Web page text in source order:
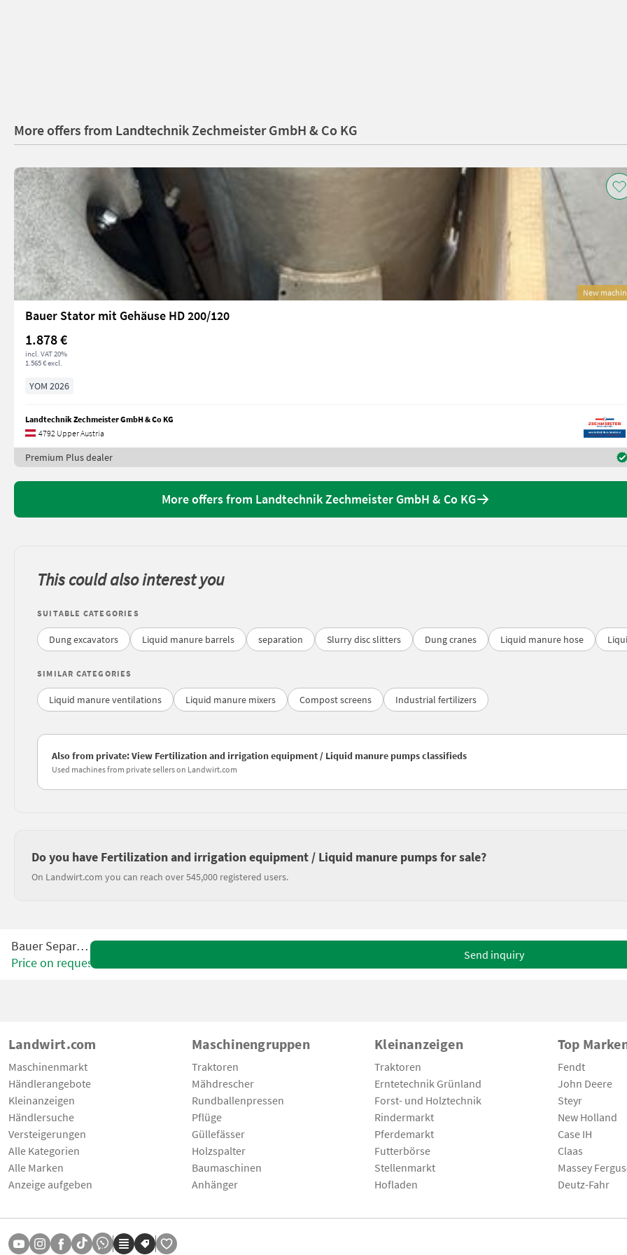
More offers from Landtechnik Zechmeister GmbH & Co KG
New
Bauer Stator mit Gehäuse HD 200/120
1.878 €
incl. VAT 20%
1.565 € excl.
YOM 2026
Landtechnik Zechmeister GmbH & Co KG
4792 Upper Austria
Premium Plus dealer
More offers from Landtechnik Zechmeister GmbH & Co KG
This could also interest you
SUITABLE CATEGORIES
Dung excavators Liquid manure barrels separation Slurry disc slitters Dung cranes Liquid manure hose
SIMILAR CATEGORIES
Liquid manure ventilations Liquid manure mixers Compost screens Industrial fertilizers
Also from private: View Fertilization and irrigation equipment / Liquid manure pumps classifieds
Used machines from private sellers on Landwirt.com
Do you have Fertilization and irrigation equipment / Liquid manure pumps for sale?
On Landwirt.com you can reach over 545,000 registered users.
Bauer Separator
Price on request
Send inquiry
Landwirt.com
Maschinenmarkt
Händlerangebote
Kleinanzeigen
Händlersuche
Versteigerungen
Alle Kategorien
Alle Marken
Anzeige aufgeben
Maschinengruppen
Traktoren
Mähdrescher
Rundballenpressen
Pflüge
Güllefässer
Holzspalter
Baumaschinen
Anhänger
Kleinanzeigen
Traktoren
Erntetechnik Grünland
Forst- und Holztechnik
Rindermarkt
Pferdemarkt
Futterbörse
Stellenmarkt
Hofladen
Top
Fendt
John Deere
Steyr
New Holland
Case IH
Claas
Massey
Deutz-Fahr